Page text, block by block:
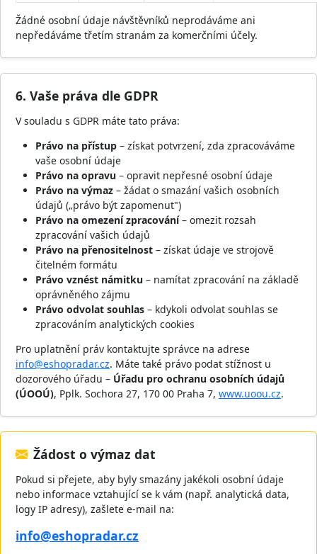
Žádné osobní údaje návštěvníků neprodáváme ani
nepředáváme třetím stranám za komerčními účely.
6. Vaše práva dle GDPR
V souladu s GDPR máte tato práva:
Právo na přístup – získat potvrzení, zda zpracováváme
vaše osobní údaje
Právo na opravu – opravit nepřesné osobní údaje
Právo na výmaz – žádat o smazání vašich osobních
údajů („právo být zapomenut")
Právo na omezení zpracování– omezit rozsah
zpracování vašich údajů
Právo na přenositelnost – získat údaje ve strojově
čitelném formátu
Právo vznést námitku – namítat zpracování na základě
oprávněného zájmu
Právo odvolat souhlas – kdykoli odvolat souhlas se
zpracováním analytických cookies
Pro uplatnění práv kontaktujte správce na adrese
info@eshopradar.cz. Máte také právo podat stížnost u
dozorového úřadu – Úřadu pro ochranu osobních údajů
(ÚOOÚ), Pplk. Sochora 27, 170 00 Praha 7, www.uoou.cz.
Žádost o výmaz dat
Pokud si přejete, aby byly smazány jakékoli osobní údaje
nebo informace vztahující se k vám (např. analytická data,
logy IP adresy), zašlete e-mail na:
info@eshopradar.cz